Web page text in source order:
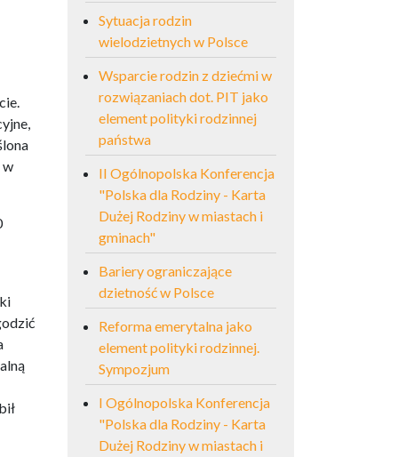
w
Sytuacja rodzin
wielodzietnych w Polsce
Wsparcie rodzin z dziećmi w
rozwiązaniach dot. PIT jako
element polityki rodzinnej
państwa
II Ogólnopolska Konferencja
"Polska dla Rodziny - Karta
Dużej Rodziny w miastach i
gminach"
Bariery ograniczające
dzietność w Polsce
Reforma emerytalna jako
element polityki rodzinnej.
Sympozjum
I Ogólnopolska Konferencja
"Polska dla Rodziny - Karta
Dużej Rodziny w miastach i